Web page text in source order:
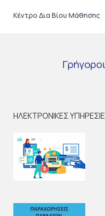
Κέντρο Δια Βίου Μάθησης
Γρήγοροι
ΗΛΕΚΤΡΟΝΙΚΕΣ